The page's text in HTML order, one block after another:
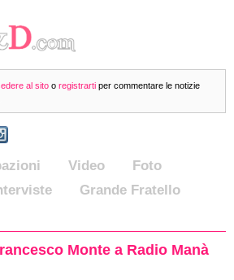
al sito o registrarti per commentare le notizie
Video
Foto
Grande Fratello
Monte a Radio Manà